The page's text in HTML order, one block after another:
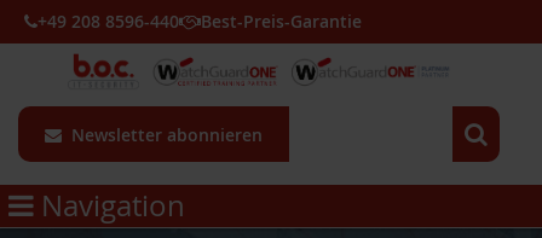
Newsletter abonnieren
+49 208 8596-440 Best-Preis-Garantie
Navigation